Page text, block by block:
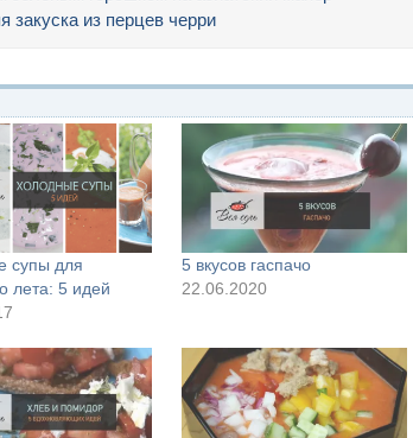
закуска из перцев черри
супы для
лета: 5 идей
5 вкусов гаспачо
22.06.2020